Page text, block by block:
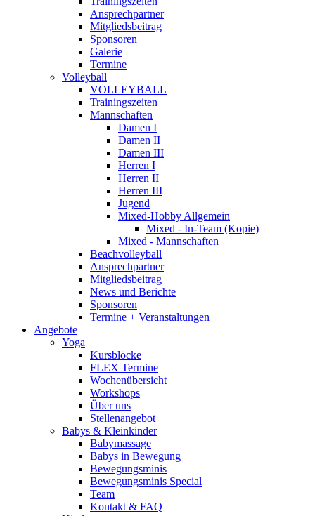
Ansprechpartner
Mitgliedsbeitrag
Sponsoren
Galerie
Termine
Volleyball
VOLLEYBALL
Trainingszeiten
Mannschaften
Damen I
Damen II
Damen III
Herren I
Herren II
Herren III
Jugend
Mixed-Hobby Allgemein
Mixed - In-Team (Kopie)
Mixed - Mannschaften
Beachvolleyball
Ansprechpartner
Mitgliedsbeitrag
News und Berichte
Sponsoren
Termine + Veranstaltungen
Angebote
Yoga
Kursblöcke
FLEX Termine
Wochenübersicht
Workshops
Über uns
Stellenangebot
Babys & Kleinkinder
Babymassage
Babys in Bewegung
Bewegungsminis
Bewegungsminis Special
Team
Kontakt & FAQ